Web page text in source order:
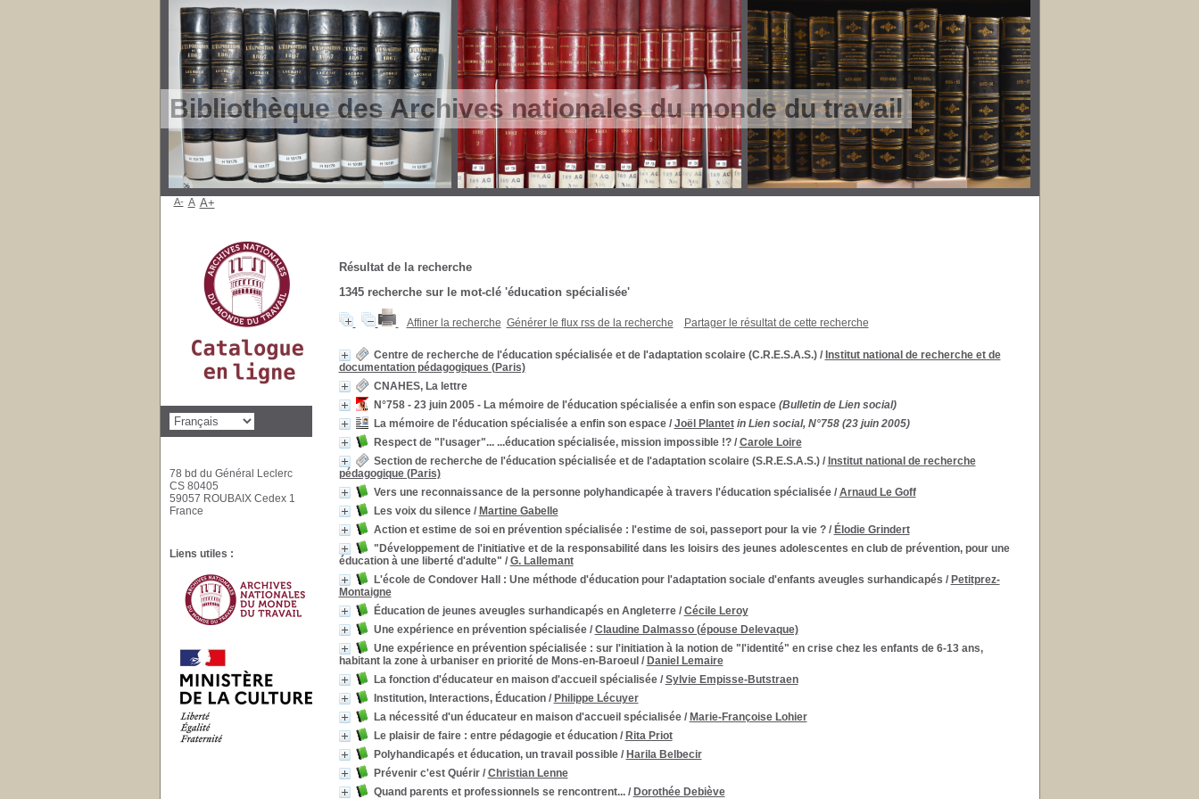
Bibliothèque des Archives nationales du monde du travail
Résultat de la recherche
1345recherche sur le mot-clé 'éducation spécialisée'
Affiner la recherche Générer le flux rss de la recherche Partager le résultat de cette recherche
Centre de recherche de l'éducation spécialisée et de l'adaptation scolaire (C.R.E.S.A.S.)/ Institut national de recherche et de
documentation pédagogiques (Paris)
CNAHES, La lettre
N°758 - 23 juin 2005 - La mémoire de l'éducation spécialisée a enfin son espace(Bulletin de Lien social)
La mémoire de l'éducation spécialisée a enfin son espace/ Joël Plantet in Lien social, N°758 (23 juin 2005)
Respect de "l'usager"... ...éducation spécialisée, mission impossible !?/ Carole Loire
Section de recherche de l'éducation spécialisée et de l'adaptation scolaire (S.R.E.S.A.S.)/ Institut national de recherche
pédagogique (Paris)
Vers une reconnaissance de la personne polyhandicapée à travers l'éducation spécialisée/ Arnaud Le Goff
Les voix du silence/ Martine Gabelle
Action et estime de soi en prévention spécialisée : l'estime de soi, passeport pour la vie ?/ Élodie Grindert
"Développement de l'initiative et de la responsabilité dans les loisirs des jeunes adolescentes en club de prévention, pour une
éducation à une liberté d'adulte" / G. Lallemant
L'école de Condover Hall : Une méthode d'éducation pour l'adaptation sociale d'enfants aveugles surhandicapés / Petitprez-
Montaigne
Éducation de jeunes aveugles surhandicapés en Angleterre/ Cécile Leroy
Une expérience en prévention spécialisée/ Claudine Dalmasso (épouse Delevaque)
Une expérience en prévention spécialisée : sur l'initiation à la notion de "l'identité" en crise chez les enfants de 6-13 ans,
habitant la zone à urbaniser en priorité de Mons-en-Baroeul / Daniel Lemaire
La fonction d'éducateur en maison d'accueil spécialisée/ Sylvie Empisse-Butstraen
Institution, Interactions, Éducation/ Philippe Lécuyer
La nécessité d'un éducateur en maison d'accueil spécialisée/ Marie-Françoise Lohier
Le plaisir de faire : entre pédagogie et éducation/ Rita Priot
Polyhandicapés et éducation, un travail possible/ Harila Belbecir
Prévenir c'est Quérir/ Christian Lenne
Quand parents et professionnels se rencontrent.../ Dorothée Debiève
A- A A+
78 bd du Général Leclerc
CS 80405
59057 ROUBAIX Cedex 1
France
Liens utiles :